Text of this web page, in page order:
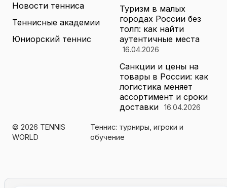
Новости тенниса
Теннисные академии
Юниорский теннис
Туризм в малых
городах России без
толп: как найти
аутентичные места
16.04.2026
Санкции и цены на
товары в России: как
логистика меняет
ассортимент и сроки
доставки
16.04.2026
© 2026 TENNIS
WORLD
Теннис: турниры, игроки и
обучение